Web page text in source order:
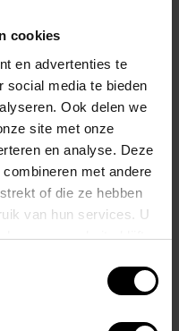
cookies
en advertenties te
social media te bieden
Ook delen we
site met onze
en analyse. Deze
met andere
of die ze hebben
van hun services. U
u onze website blijft
u de keuze.
en is duurzaam
trekkoord aan de